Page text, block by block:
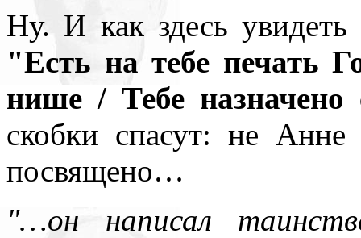
Ну. И как здесь
"Есть на тебе печать
нише / Тебе назначено
скобки спасут: не Анне
посвящено…
"…он написал